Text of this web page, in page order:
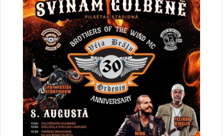
229 064,71 EUR, t.sk.: Eiropas Reģionālā attīstības fonda
(ERAF) finansējums…